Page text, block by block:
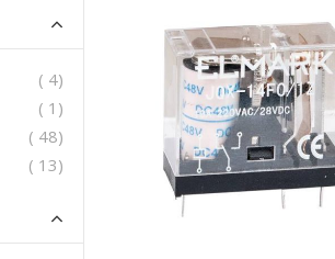
4termék
1 termék
48termék
13termék